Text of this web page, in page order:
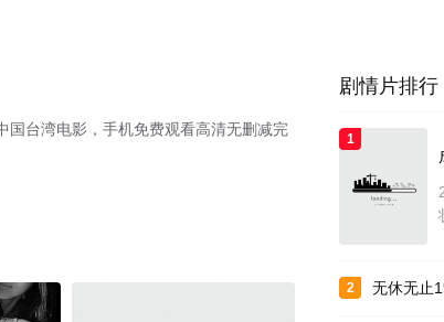
国台湾电影，手机免费观看高清无删减完
剧情片排行
1
2 无休无止